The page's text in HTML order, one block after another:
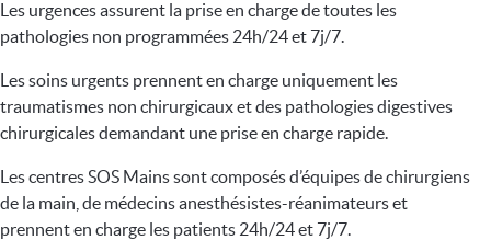
Les urgences assurent la prise en charge de toutes les
pathologies non programmées 24h/24 et 7j/7.
Les soins urgents prennent en charge uniquement les
traumatismes non chirurgicaux et des pathologies digestives
chirurgicales demandant une prise en charge rapide.
Les centres SOS Mains sont composés d’équipes de chirurgiens
de la main, de médecins anesthésistes-réanimateurs et
prennent en charge les patients 24h/24 et 7j/7.